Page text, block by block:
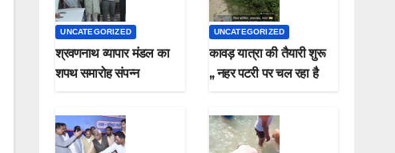
UNCATEGORIZED
श्रवणनाथ व्यापार मंडल का
शपथ समारोह संपन्न
UNCATEGORIZED
कावड़ यात्रा की तैयारी शुरू
,, नहर पटरी पर चल रहा है